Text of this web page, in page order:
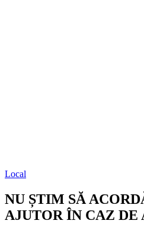
Local
NU ȘTIM SĂ
AJUTOR ÎN CAZ DE